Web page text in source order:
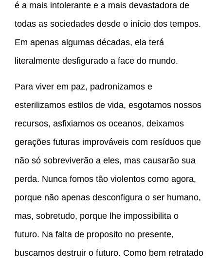
é a mais intolerante e a mais devastadora de
todas as sociedades desde o início dos tempos.
Em apenas algumas décadas, ela terá
literalmente desfigurado a face do mundo.
Para viver em paz, padronizamos e
esterilizamos estilos de vida, esgotamos nossos
recursos, asfixiamos os oceanos, deixamos
gerações futuras improváveis com resíduos que
não só sobreviverão a eles, mas causarão sua
perda. Nunca fomos tão violentos como agora,
porque não apenas desconfigura o ser humano,
mas, sobretudo, porque lhe impossibilita o
futuro. Na falta de proposito no presente,
buscamos destruir o futuro. Como bem retratado